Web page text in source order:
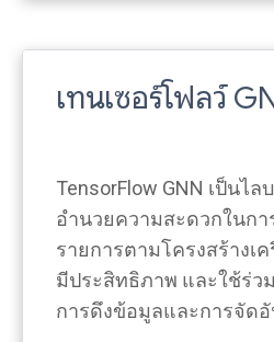
เทนเซอร์โฟลว์
TensorFlow GNN เป็นไ
อำนวยความสะดวกในก
รายการตามโครงสร้างเ
มีประสิทธิภาพ และใช้ร่ว
การดึงข้อมูลและการจัด